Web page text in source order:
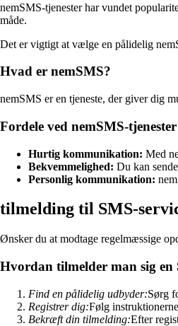
nemSMS-tjenester har vundet
måde.
Det er vigtigt at vælge en pålidelig
Hvad er nemSMS?
nemSMS er en tjeneste, der giver dig
Fordele ved nemSMS-tjenester
Hurtig kommunikation: Med
Bekvemmelighed: Du kan
Personlig kommunikation:
tilmelding til SMS-
Ønsker du at modtage regelmæssige
Hvordan tilmelder man sig en
Find en pålidelig udbyder:Sørg
Registrer dig:Følg
Bekræft din tilmelding:Efter